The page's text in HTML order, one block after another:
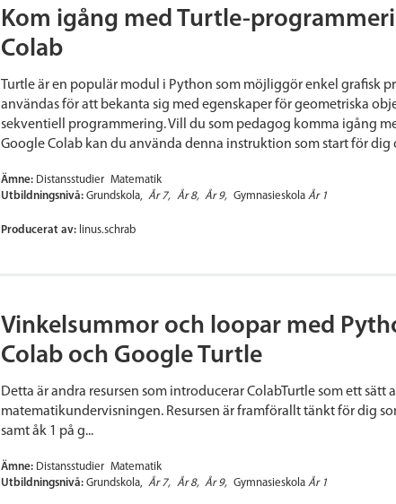
Kom igång med Turtle-
Colab
Turtle är en populär modul i Python som möjliggör enkel grafisk
användas för att bekanta sig med egenskaper för geometriska
sekventiell programmering. Vill du som pedagog komma igång
Google Colab kan du använda denna instruktion som start för dig
Ämne: Distansstudier Matematik
Utbildningsnivå: Grundskola År 7 År 8 År 9 Gymnasieskola År 1
Producerat av: linus.schrab
Vinkelsummor och loopar med
Colab och Google Turtle
Detta är andra resursen som introducerar ColabTurtle som ett sätt
matematikundervisningen. Resursen är framförallt tänkt för dig
samt åk 1 på g...
Ämne: Distansstudier Matematik
Utbildningsnivå: Grundskola År 7 År 8 År 9 Gymnasieskola År 1